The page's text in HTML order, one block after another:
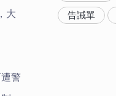
大
警
告誡單